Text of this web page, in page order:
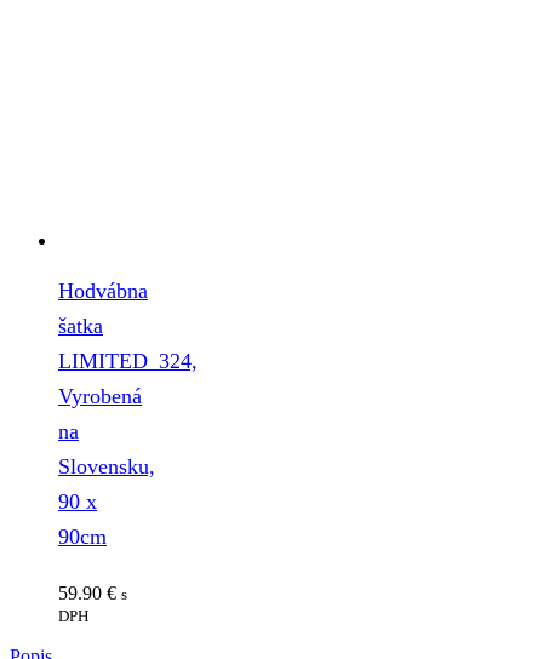
Hodvábna
šatka
LIMITED_324,
Vyrobená
na
Slovensku,
90 x
90cm
59.90 € s
DPH